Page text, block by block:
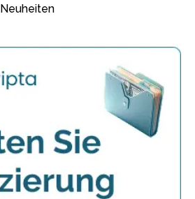
Neuheiten